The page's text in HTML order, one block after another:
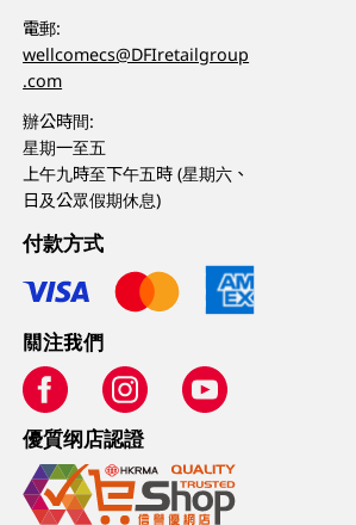
電郵:
wellcomecs@DFIretailgroup
.com
辦公時間:
星期一至五
上午九時至下午五時 (星期六、
日及公眾假期休息)
付款方式
關注我們
優質纲店認證